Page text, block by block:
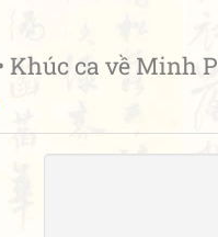
Khúc ca về Minh